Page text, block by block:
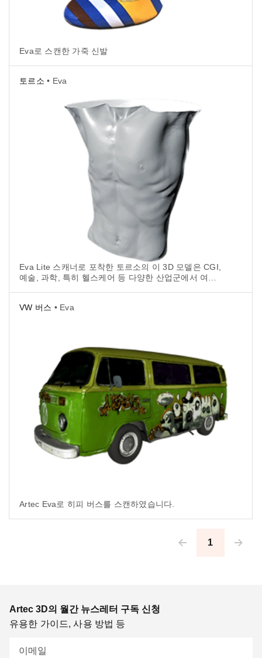
Eva로 스캔한 가죽 신발
토르소 • Eva
Eva Lite 스캐너로 포착한 토르소의 이 3D 모델은 CGI,
예술, 과학, 특히 헬스케어 등 다양한 산업군에서 여러
VW 버스 • Eva
Artec Eva로 히피 버스를 스캔하였습니다.
Pagination
1
Artec 3D의 월간 뉴스레터 구독 신청
유용한 가이드, 사용 방법 등
이메일